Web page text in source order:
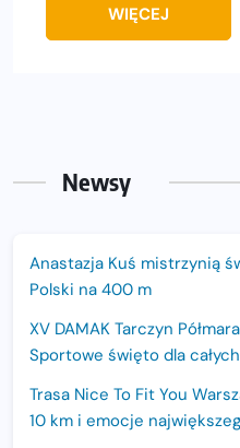
WIĘCEJ
Newsy
Anastazja Kuś mistrzynią
Polski na 400 m
XV DAMAK Tarczyn
Sportowe święto dla
Trasa Nice To Fit You
10 km i emocje